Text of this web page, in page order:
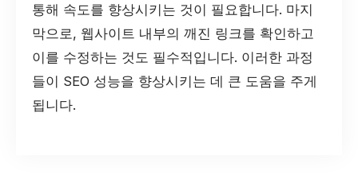
통해 속도를 향상시키는 것이 필요합니다. 마지
막으로, 웹사이트 내부의 깨진 링크를 확인하고
이를 수정하는 것도 필수적입니다. 이러한 과정
들이 SEO 성능을 향상시키는 데 큰 도움을 주게
됩니다.